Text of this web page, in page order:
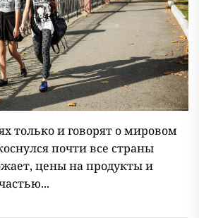
только и говорят о мировом
почти все страны
цены на продукты и